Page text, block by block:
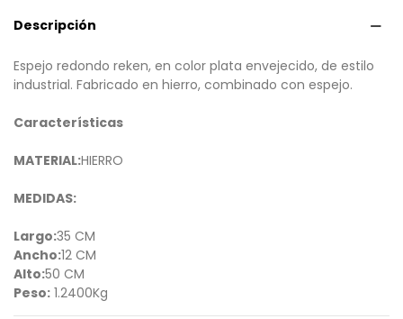
Descripción
Espejo redondo reken, en color plata envejecido, de estilo
industrial. Fabricado en hierro, combinado con espejo.
Características
MATERIAL:HIERRO
MEDIDAS:
Largo:35 CM
Ancho:12 CM
Alto:50 CM
Peso: 1.2400Kg